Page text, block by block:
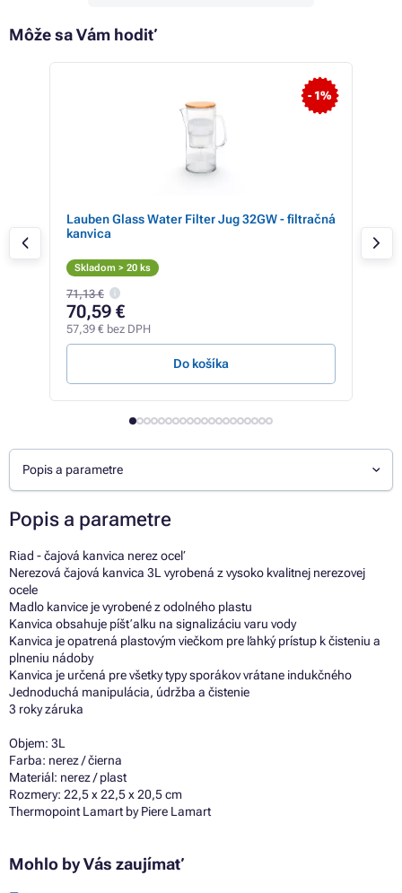
Môže sa Vám hodiť
- 1%
Lauben Glass Water Filter Jug 32GW - filtračná
kanvica
Skladom > 20 ks
71,13 €
70,59 €
57,39 € bez DPH
Do košíka
Popis a parametre
Popis a parametre
Riad - čajová kanvica nerez oceľ
Nerezová čajová kanvica 3L vyrobená z vysoko kvalitnej nerezovej
ocele
Madlo kanvice je vyrobené z odolného plastu
Kanvica obsahuje píšťalku na signalizáciu varu vody
Kanvica je opatrená plastovým viečkom pre ľahký prístup k čisteniu a
plneniu nádoby
Kanvica je určená pre všetky typy sporákov vrátane indukčného
Jednoduchá manipulácia, údržba a čistenie
3 roky záruka
Objem: 3L
Farba: nerez / čierna
Materiál: nerez / plast
Rozmery: 22,5 x 22,5 x 20,5 cm
Thermopoint Lamart by Piere Lamart
Mohlo by Vás zaujímať